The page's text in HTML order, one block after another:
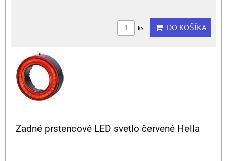
ks DO KOŠÍKA
Zadné prstencové LED svetlo červené Hella